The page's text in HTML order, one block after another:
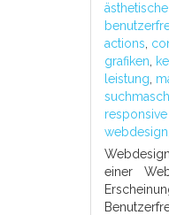
actions
grafiken
leistung
webdesign
einer